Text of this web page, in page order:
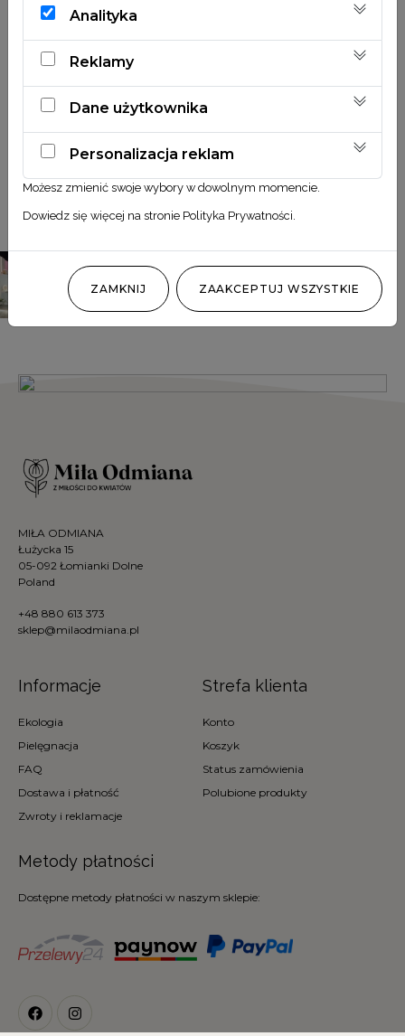
DODAJ DO KOSZYKA
Obserwuj nas
@MILA_ODMIANA
MIŁA ODMIANA
Łużycka 15
05-092 Łomianki Dolne
Poland
+48 880 613 373
sklep@milaodmiana.pl
Informacje
Ekologia
Pielęgnacja
FAQ
Dostawa i płatność
Zwroty i reklamacje
Strefa klienta
Konto
Koszyk
Status zamówienia
Polubione produkty
Metody płatności
Dostępne metody płatności w naszym sklepie:
Analityka
Reklamy
Dane użytkownika
Personalizacja reklam
Możesz zmienić swoje wybory w dowolnym momencie.
Dowiedz się więcej na stronie Polityka Prywatności.
ZAMKNIJ ZAAKCEPTUJ WSZYSTKIE